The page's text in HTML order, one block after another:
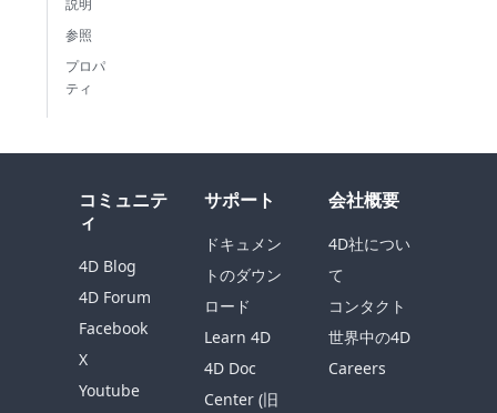
説明
参照
プロパ
ティ
コミュニテ
ィ
4D Blog
4D Forum
Facebook
X
Youtube
サポート
ドキュメン
トのダウン
ロード
Learn 4D
4D Doc
Center (旧
会社概要
4D社につい
て
コンタクト
世界中の4D
Careers